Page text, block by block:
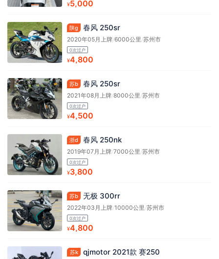
¥5,000
陕g 春风 250sr
2020年05月上牌/6000公里 /苏州市
0次过户
¥4,800
苏b 春风 250sr
2021年08月上牌/8000公里 /苏州市
0次过户
¥4,500
浙d 春风 250nk
2019年07月上牌/7000公里 /苏州市
0次过户
¥3,800
苏b 无极 300rr
2022年03月上牌/10000公里 /苏州市
0次过户
¥4,800
苏k qjmotor 2021款 赛250